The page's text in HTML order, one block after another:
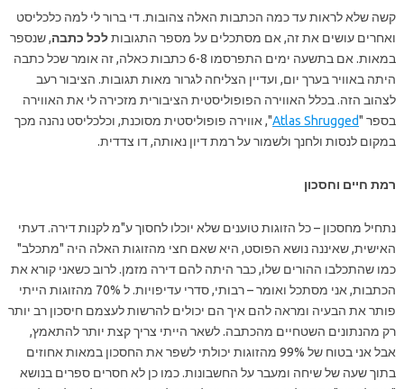
קשה שלא לראות עד כמה הכתבות האלה צהובות. די ברור לי למה כלכליסט
ואחרים עושים את זה, אם מסתכלים על מספר התגובותלכל כתבה, שנספר
במאות. אם בתשעה ימים התפרסמו 6-8 כתבות כאלה, זה אומר שכל כתבה
היתה באוויר בערך יום, ועדיין הצליחה לגרור מאות תגובות. הציבור רעב
לצהוב הזה. בכלל האווירה הפופוליסטית הציבורית מזכירה לי את האווירה
בספר " Atlas Shrugged", אווירה פופוליסטית מסוכנת, וכלכליסט נהנה מכך
במקום לנסות ולחנך ולשמור על רמת דיון נאותה, דו צדדית.
רמת חיים וחסכון
נתחיל מחסכון – כל הזוגות טוענים שלא יוכלו לחסוך ע"מ לקנות דירה. דעתי
האישית, שאיננה נושא הפוסט, היא שאם חצי מהזוגות האלה היה "מתכלב"
כמו שהתכלבו ההורים שלו, כבר היתה להם דירה מזמן. לרוב כשאני קורא את
הכתבות, אני מסתכל ואומר – רבותי, סדרי עדיפויות. ל 70% מהזוגות הייתי
פותר את הבעיה ומראה להם איך הם יכולים להרשות לעצמם חיסכון רב יותר
רק מהנתונים השטחיים מהכתבה. לשאר הייתי צריך קצת יותר להתאמץ,
אבל אני בטוח של 99% מהזוגות יכולתי לשפר את החסכון במאות אחוזים
בתוך שעה של שיחה ומעבר על החשבונות. כמו כן לא חסרים ספרים בנושא